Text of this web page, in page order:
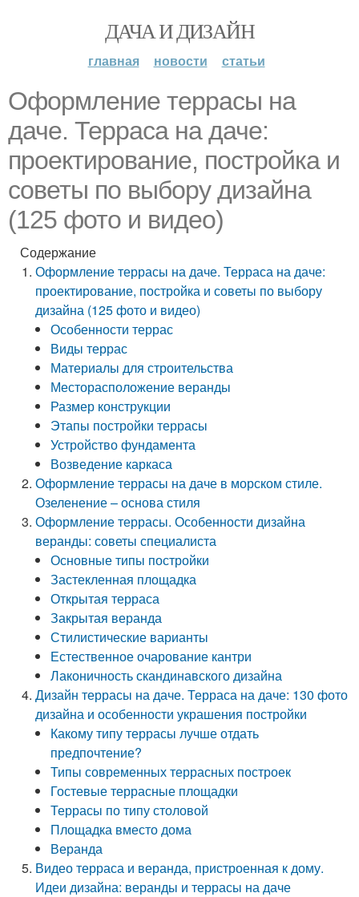
ДАЧА И ДИЗАЙН
главная новости статьи
Оформление террасы на
даче. Терраса на даче:
проектирование, постройка и
советы по выбору дизайна
(125 фото и видео)
Содержание
Оформление террасы на даче. Терраса на даче:
проектирование, постройка и советы по выбору
дизайна (125 фото и видео)
Особенности террас
Виды террас
Материалы для строительства
Месторасположение веранды
Размер конструкции
Этапы постройки террасы
Устройство фундамента
Возведение каркаса
Оформление террасы на даче в морском стиле.
Озеленение – основа стиля
Оформление террасы. Особенности дизайна
веранды: советы специалиста
Основные типы постройки
Застекленная площадка
Открытая терраса
Закрытая веранда
Стилистические варианты
Естественное очарование кантри
Лаконичность скандинавского дизайна
Дизайн террасы на даче. Терраса на даче: 130 фото
дизайна и особенности украшения постройки
Какому типу террасы лучше отдать
предпочтение?
Типы современных террасных построек
Гостевые террасные площадки
Террасы по типу столовой
Площадка вместо дома
Веранда
Видео терраса и веранда, пристроенная к дому.
Идеи дизайна: веранды и террасы на даче